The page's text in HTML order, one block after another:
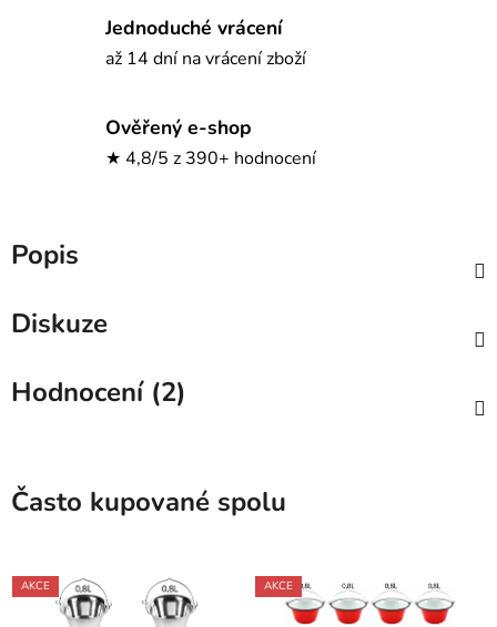
Jednoduché vrácení
až 14 dní na vrácení zboží
Ověřený e-shop
★ 4,8/5 z 390+ hodnocení
Popis
Diskuze
Hodnocení (2)
Často kupované spolu
AKCE AKCE